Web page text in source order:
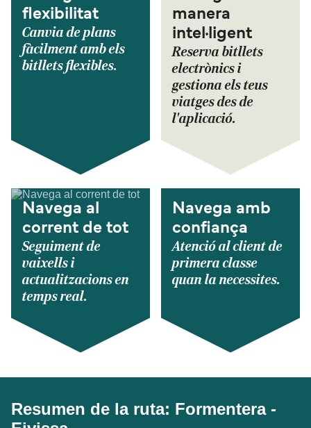
flexibilitat
Canvia de plans
fàcilment amb els
bitllets flexibles.
manera
intel·ligent
Reserva bitllets
electrònics i
gestiona els teus
viatges des de
l'aplicació.
Navega al
corrent de tot
Seguiment de
vaixells i
actualitzacions en
temps real.
Navega amb
confiança
Atenció al client de
primera classe
quan la necessites.
Resumen de la ruta: Formentera -